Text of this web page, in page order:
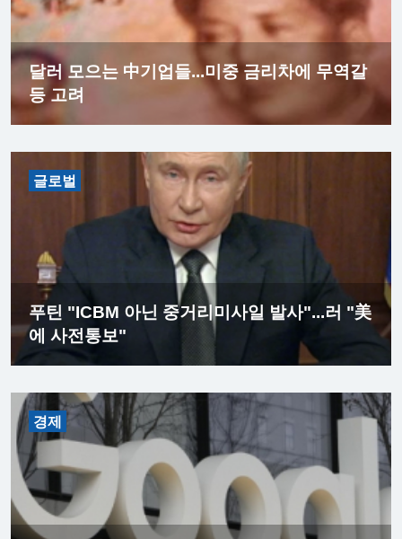
달러 모으는 中기업들...미중 금리차에 무역갈
등 고려
글로벌
푸틴 "ICBM 아닌 중거리미사일 발사"...러 "美
에 사전통보"
경제